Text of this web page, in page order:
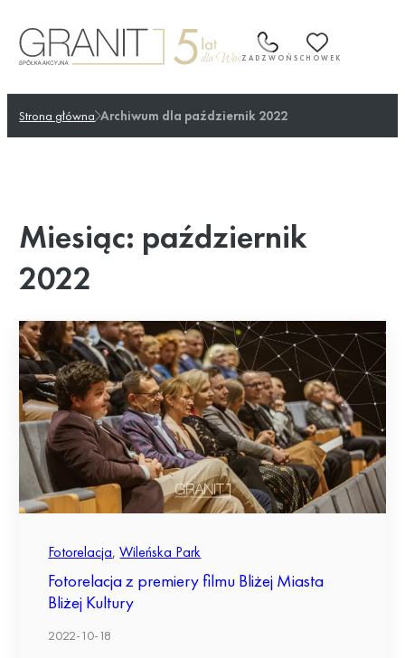
do
treści
ZADZWOŃ SCHOWEK
Strona główna Archiwum dla październik 2022
Miesiąc: październik
2022
Fotorelacja,Wileńska Park
Fotorelacja z premiery filmu Bliżej Miasta
Bliżej Kultury
2022-10-18